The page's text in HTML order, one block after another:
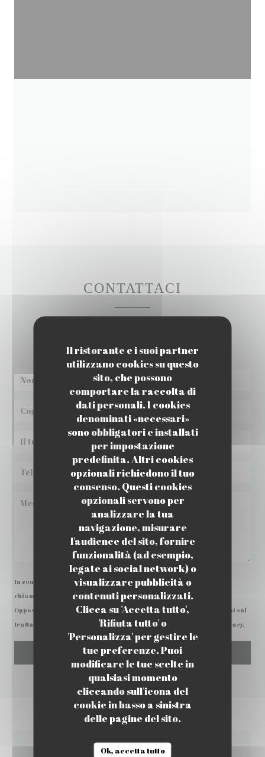
Il ristorante e i suoi partner
utilizzano cookies su questo
sito, che possono
comportare la raccolta di
dati personali. I cookies
denominati «necessari»
sono obbligatori e installati
per impostazione
predefinita. Altri cookies
opzionali richiedono il tuo
consenso. Questi cookies
opzionali servono per
analizzare la tua
navigazione, misurare
l'audience del sito, fornire
funzionalità (ad esempio,
legate ai social network) o
visualizzare pubblicità o
contenuti personalizzati.
Clicca su 'Accetta tutto',
'Rifiuta tutto' o
'Personalizza' per gestire le
tue preferenze. Puoi
modificare le tue scelte in
qualsiasi momento
cliccando sull'icona del
cookie in basso a sinistra
delle pagine del sito.
Ok, accetta tutto
CONTATTACI
In conformità al Codice del Consumo, hai il diritto di opporti alle
chiamate commerciali iscrivendoti al Registro Pubblico delle
Opposizioni:
registrodelleopposizioni.it. Per maggiori informazioni sul
trattamento dei tuoi dati, consulta la nostra informativa sulla privacy.